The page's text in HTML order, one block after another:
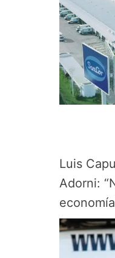
Luis
Adorni: